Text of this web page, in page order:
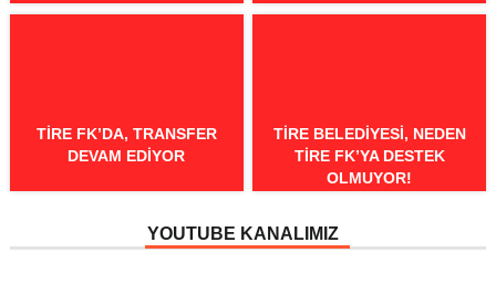
TIRE FK’DA, TRANSFER
DEVAM EDIYOR
TIRE BELEDIYESI, NEDEN
TIRE FK’YA DESTEK
OLMUYOR!
YOUTUBE KANALIMIZ